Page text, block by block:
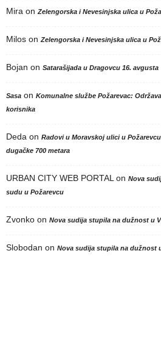
Mira on Zelengorska i Nevesinjska ulica u
Milos on Zelengorska i Nevesinjska ulica u
Bojan on Satarašijada u Dragovcu 16. avgusta
Sasa on Komunalne službe Požarevac:
korisnika
Deda on Radovi u Moravskoj ulici u
dugačke 700 metara
URBAN CITY WEB PORTAL on Nova
sudu u Požarevcu
Zvonko on Nova sudija stupila na dužnost u
Slobodan on Nova sudija stupila na dužnost